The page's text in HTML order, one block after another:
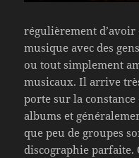
régulièrement d’avoir
musique avec des
ou tout simplement
musicaux. Il arrive
porte sur la
albums et
que peu de groupes
discographie parfaite.